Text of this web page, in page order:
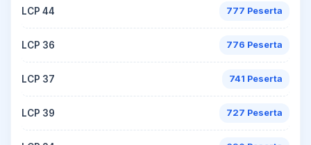
LCP 44 777 Peserta
LCP 36 776 Peserta
LCP 37 741 Peserta
LCP 39 727 Peserta